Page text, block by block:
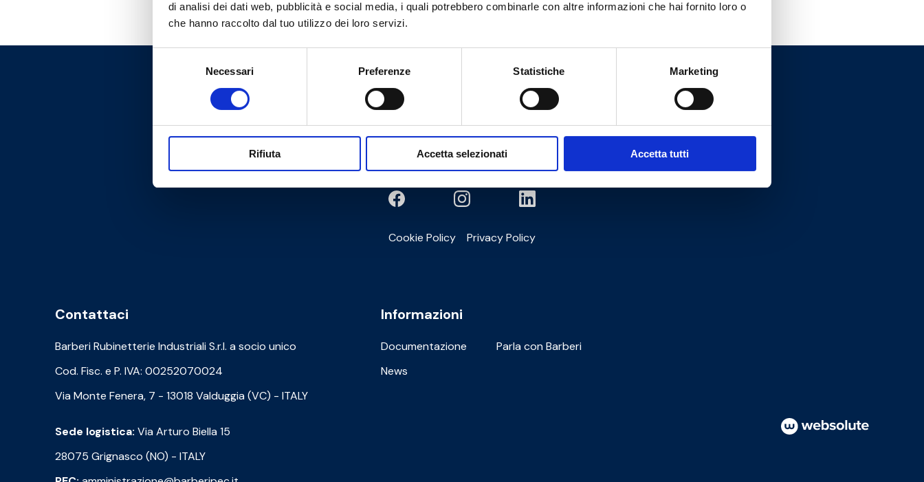
di analisi dei dati web, pubblicità e social media, i quali potrebbero combinarle con altre informazioni che hai fornito loro o
che hanno raccolto dal tuo utilizzo dei loro servizi.
Necessari Preferenze Statistiche Marketing
Rifiuta Accetta selezionati Accetta tutti
Hai bisogno di aiuto?
Cookie Policy Privacy Policy
Contattaci
Barberi Rubinetterie Industriali S.r.l. a socio unico
Cod. Fisc. e P. IVA: 00252070024
Via Monte Fenera, 7 - 13018 Valduggia (VC) - ITALY
Sede logistica: Via Arturo Biella 15
28075 Grignasco (NO) - ITALY
Informazioni
Documentazione
Parla con Barberi
News